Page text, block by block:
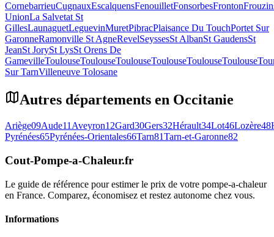
CornebarrieuCugnauxEscalquensFenouilletFonsorbesFronton
UnionLa Salvetat St
GillesLaunaguetLeguevinMuretPibracPlaisance Du TouchPortet Sur
GaronneRamonville St AgneRevelSeyssesSt AlbanSt GaudensSt
JeanSt JorySt LysSt Orens De
GamevilleToulouseToulouseToulouseToulouseToulouseToulouse
Sur TarnVilleneuve Tolosane
Autres départements en Occitanie
Ariège09Aude11 Aveyron12Gard30Gers32Hérault34Lot46Lozère48
Pyrénées65Pyrénées-Orientales66Tarn81Tarn-et-Garonne82
Cout-Pompe-a-Chaleur.fr
Le guide de référence pour estimer le prix de votre pompe-a-chaleur
en France. Comparez, économisez et restez autonome chez vous.
Informations